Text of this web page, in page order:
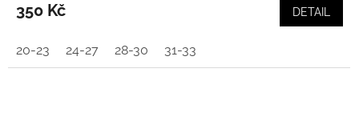
350 Kč DETAIL
20-23 24-27 28-30 31-33